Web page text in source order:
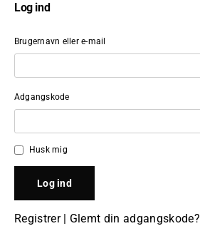
Log ind
Brugernavn eller e-mail
Adgangskode
Husk mig
Registrer| Glemt din adgangskode?